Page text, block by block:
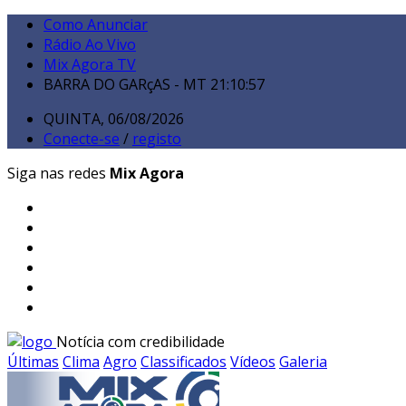
Como Anunciar
Rádio Ao Vivo
Mix Agora TV
BARRA DO GARçAS - MT 21:10:59
QUINTA, 06/08/2026
Conecte-se / registo
Siga nas redes Mix Agora
Notícia com credibilidade
Últimas Clima Agro Classificados Vídeos Galeria